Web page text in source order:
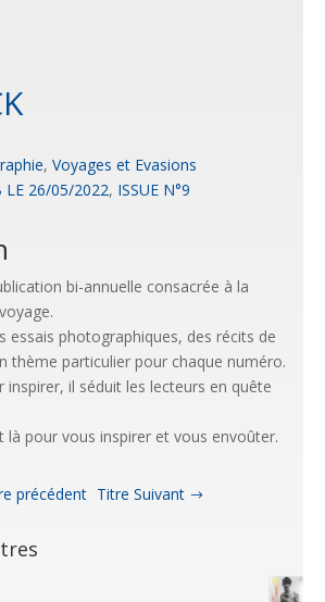
, Voyages et Evasions
LE 26/05/2022, ISSUE N°9
bi-annuelle consacrée à la
essais photographiques, des récits de
thème particulier pour chaque numéro.
inspirer, il séduit les lecteurs en quête
là pour vous inspirer et vous envoûter.
précédent Titre Suivant